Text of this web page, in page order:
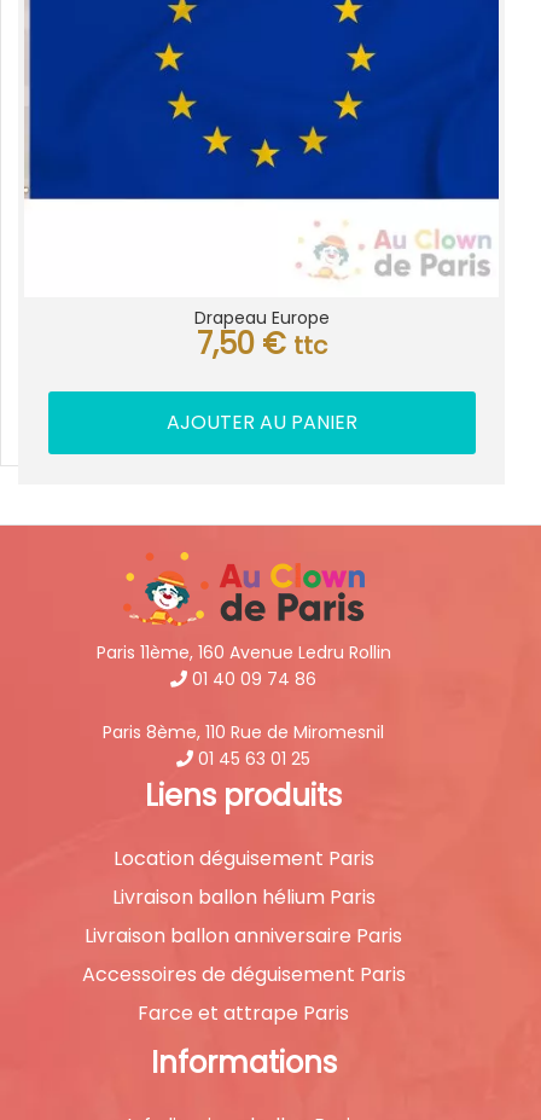
Drapeau Europe
7,50 € ttc
AJOUTER AU PANIER
Paris 11ème, 160 Avenue Ledru Rollin
01 40 09 74 86
Paris 8ème, 110 Rue de Miromesnil
01 45 63 01 25
Liens produits
Location déguisement Paris
Livraison ballon hélium Paris
Livraison ballon anniversaire Paris
Accessoires de déguisement Paris
Farce et attrape Paris
Informations